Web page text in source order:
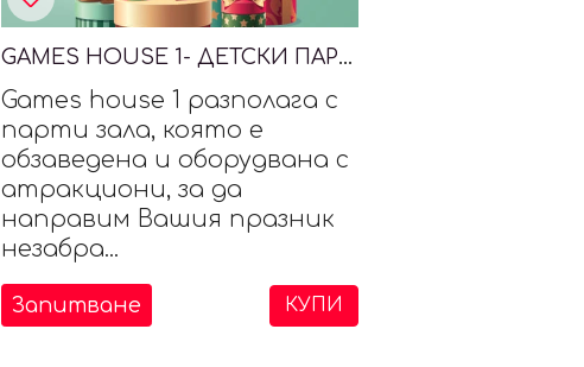
GAMES HOUSE 1- ДЕТСКИ ПАРТИ ЦЕНТЪР
Games house 1 разполага с
парти зала, която е
обзаведена и оборудвана с
атракциони, за да
направим Вашия празник
незабра...
Запитване КУПИ